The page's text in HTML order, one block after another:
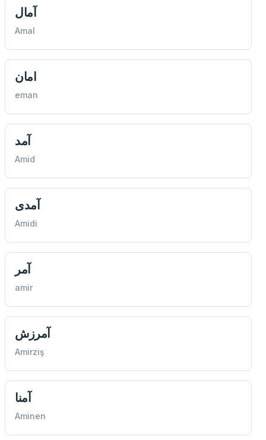
آمال
Amal
امان
eman
آمد
Amid
آمدی
Amidi
آمر
amir
آمرزش
Amirziş
آمنا
Aminen